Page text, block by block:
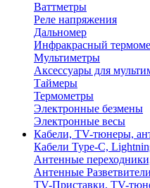
Ваттметры
Реле напряжения
Дальномер
Инфракрасный
Мультиметры
Аксессуары для
Таймеры
Термометры
Электронные безмены
Электронные весы
Кабели, TV-тюнеры,
Кабели Type-C,
Антенные
Антенные Разветвители
TV-Приставки, TV-